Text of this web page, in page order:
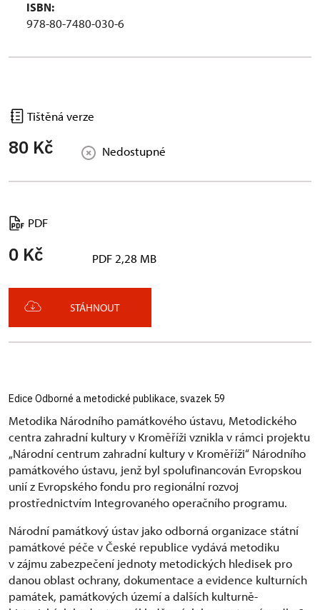
ISBN:
978-80-7480-030-6
Tištěná verze
80 Kč Nedostupné
PDF
0 Kč PDF 2,28 MB
STÁHNOUT
Edice Odborné a metodické publikace, svazek 59
Metodika Národního památkového ústavu, Metodického
centra zahradní kultury v Kroměříži vznikla v rámci projektu
„Národní centrum zahradní kultury v Kroměříži“ Národního
památkového ústavu, jenž byl spolufinancován Evropskou
unií z Evropského fondu pro regionální rozvoj
prostřednictvím Integrovaného operačního programu.
Národní památkový ústav jako odborná organizace státní
památkové péče v České republice vydává metodiku
v zájmu zabezpečení jednoty metodických hledisek pro
danou oblast ochrany, dokumentace a evidence kulturních
památek, památkových území a dalších kulturně-